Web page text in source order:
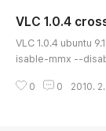
VLC 1.0.4
VLC 1.0.4 ubuntu
isable-mmx --
2 dnl Special arch
0 0 2010.